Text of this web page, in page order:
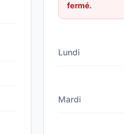
fermé.
Lundi
Mardi